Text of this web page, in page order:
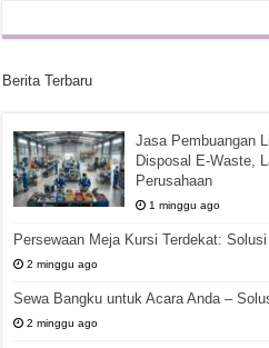
Berita Terbaru
Jasa Pembuangan
Disposal E-Waste,
Perusahaan
1 minggu ago
Persewaan Meja Kursi Terdekat:
2 minggu ago
Sewa Bangku untuk Acara Anda –
2 minggu ago